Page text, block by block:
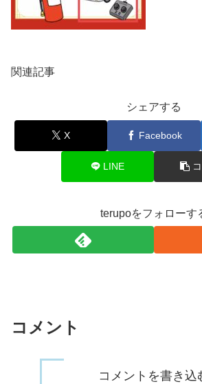
関連記事
シェアする
X Facebook
LINE
terupoをフォローす
コメント
コメントを書き込